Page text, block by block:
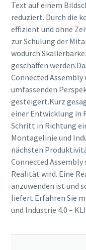
Text auf einem
reduziert. Durch die
effizient und ohne
zur Schulung der
wodurch
geschaffen
Connected
umfassenden
gesteigert.Kurz
einer Entwicklung in
Schritt in Richtung
Montagelinie und
nächsten
Connected Assembly
Realität wird. Eine
anzuwenden ist und
liefert.Erfahren Sie
und Industrie 4.0 –